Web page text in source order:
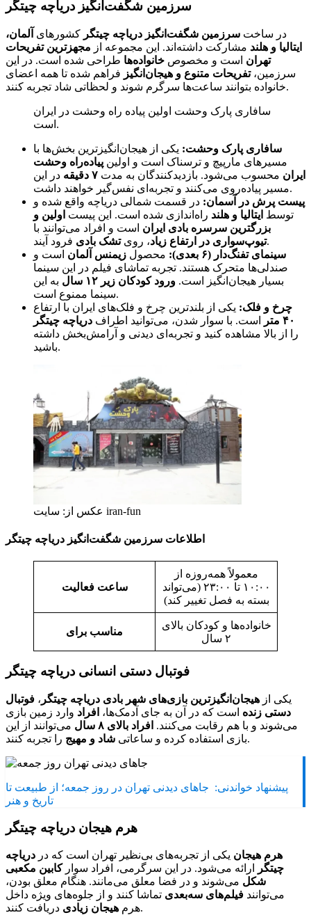
سرزمین شگفت‌انگیز دریاچه چیتگر
در ساخت سرزمین شگفت‌انگیز دریاچه چیتگر کشورهای آلمان،
ایتالیا و هلند مشارکت داشته‌اند. این مجموعه از مجهزترین تفریحات
تهران است و مخصوص خانواده‌ها طراحی شده است. در این
سرزمین،تفریحات متنوع و هیجان‌انگیز فراهم شده تا همه اعضای
خانواده بتوانند ساعت‌ها سرگرم شوند و لحظاتی شاد تجربه کنند.
سافاری پارک وحشت اولین پیاده راه وحشت در ایران
است.
سافاری پارک وحشت: یکی از هیجان‌انگیزترین بخش‌ها با
مسیرهای مارپیچ و ترسناک است و اولین پیاده‌راه وحشت
ایران محسوب می‌شود. بازدیدکنندگان به مدت ۷ دقیقه
در این
مسیر پیاده‌روی می‌کنند و تجربه‌ای نفس‌گیر خواهند داشت.
پیست پرش در آسمان: در قسمت شمالی دریاچه واقع شده و
توسط ایتالیا و هلند راه‌اندازی شده است. این پیست اولین و
بزرگترین سرسره بادی ایران است و افراد می‌توانند با
تیوپ‌سواری در ارتفاع زیاد، رویتشک بادی
فرود آیند.
سینمای تفنگ‌دار (۶ بعدی):
محصول زیمنس آلمان است و
صندلی‌ها متحرک هستند. تجربه تماشای فیلم در این سینما
بسیار هیجان‌انگیز است. ورود کودکان زیر ۱۲ سال
به این
سینما ممنوع است.
چرخ و فلک: یکی از بلندترین چرخ و فلک‌های ایران با ارتفاع
۴۰ متر
است. با سوار شدن، می‌توانید اطراف دریاچه چیتگر
را از بالا مشاهده کنید و تجربه‌ای دیدنی و آرامش‌بخش داشته
باشید.
عکس از: سایت iran-fun
اطلاعات سرزمین شگفت‌انگیز دریاچه چیتگر
ساعت فعالیت
معمولاً همه‌روزه از
۱۰:۰۰ تا ۲۳:۰۰ (می‌تواند
بسته به فصل تغییر کند)
مناسب برای
خانواده‌ها و کودکان بالای
۲ سال
فوتبال دستی انسانی دریاچه چیتگر
یکی از هیجان‌انگیزترین بازی‌های شهر بادی دریاچه چیتگر ، فوتبال
دستی زنده است که در آن به جای آدمک‌ها، افراد وارد زمین بازی
می‌شوند و با هم رقابت می‌کنند. افراد بالای ۸ سال
می‌توانند از این
بازی استفاده کرده و ساعاتی شاد و مهیج را تجربه کنند.
پیشنهاد خواندنی: جاهای دیدنی تهران در روز جمعه؛ از طبیعت تا
تاریخ و هنر
هرم هیجان دریاچه چیتگر
هرم هیجان یکی از تجربه‌های بی‌نظیر تهران است که در دریاچه
چیتگر
ارائه می‌شود. در این سرگرمی، افراد سوارکابین مکعبی
شکل می‌شوند و در فضا معلق می‌مانند. هنگام معلق بودن،
می‌توانند فیلم‌های سه‌بعدی تماشا کنند و از جلوه‌های ویژه داخل
هرم هیجان زیادی دریافت کنند.